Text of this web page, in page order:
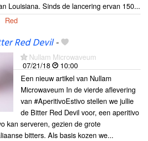
Louisiana. Sinds de lancering ervan 150...
Red
Red Devil-
Nullam Microwaveum
07/21/18
10:00
Een nieuw artikel van Nullam
Microwaveum In de vierde aflevering
van #AperitivoEstivo stellen we jullie
de Bitter Red Devil voor, een aperitivo
kan serveren, gezien de grote
bitters. Als basis kozen we...